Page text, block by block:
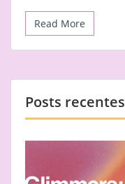
Read More
Posts recentes